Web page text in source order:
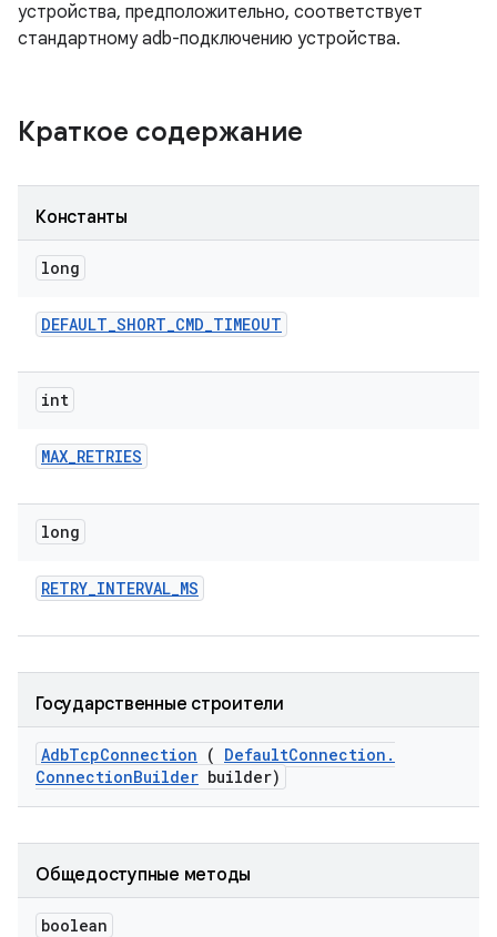
устройства, предположительно, соответствует
стандартному adb-подключению устройства.
Краткое содержание
Константы
long
DEFAULT_SHORT_CMD_TIMEOUT
int
MAX_RETRIES
long
RETRY_INTERVAL_MS
Государственные строители
AdbTcpConnection ( DefaultConnection .
ConnectionBuilder builder)
Общедоступные методы
boolean